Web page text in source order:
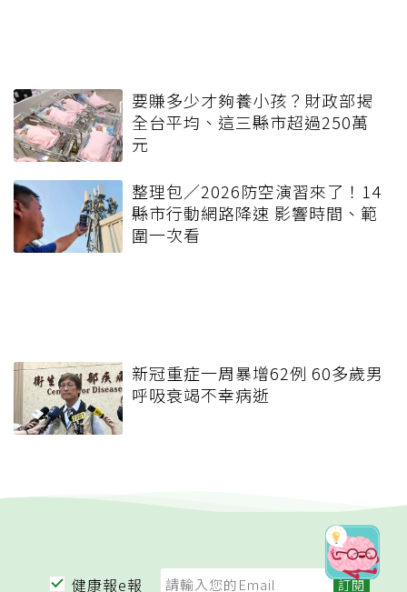
要賺多少才夠養小孩？財政部揭
全台平均、這三縣市超過250萬
元
整理包／2026防空演習來了！14
縣市行動網路降速 影響時間、範
圍一次看
新冠重症一周暴增62例 60多歲男
呼吸衰竭不幸病逝
健康報e報